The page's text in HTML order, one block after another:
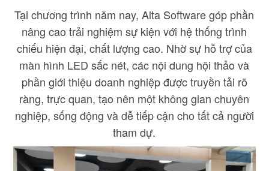
Tại chương trình năm nay, Alta Software góp phần
nâng cao trải nghiệm sự kiện với hệ thống trình
chiếu hiện đại, chất lượng cao. Nhờ sự hỗ trợ của
màn hình LED sắc nét, các nội dung hội thảo và
phần giới thiệu doanh nghiệp được truyền tải rõ
ràng, trực quan, tạo nên một không gian chuyên
nghiệp, sống động và dễ tiếp cận cho tất cả người
tham dự.